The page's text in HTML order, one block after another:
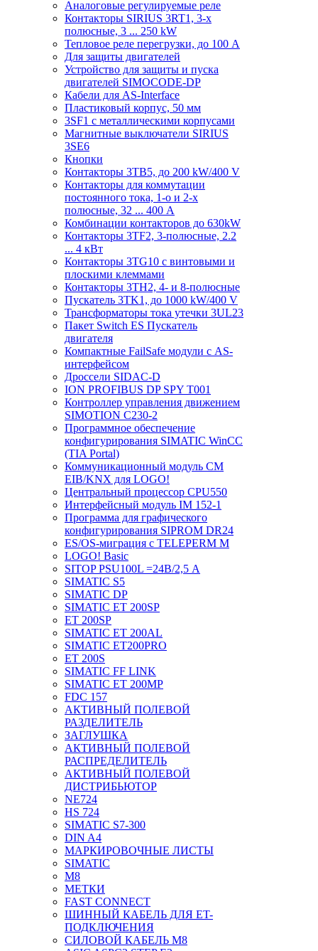
Аналоговые регулируемые реле
Контакторы SIRIUS 3RT1, 3-х
полюсные, 3 ... 250 kW
Тепловое реле перегрузки, до 100 A
Для защиты двигателей
Устройство для защиты и пуска
двигателей SIMOCODE-DP
Кабели для AS-Interface
Пластиковый корпус, 50 мм
3SF1 с металлическими корпусами
Магнитные выключатели SIRIUS
3SE6
Кнопки
Контакторы 3TB5, до 200 kW/400 V
Контакторы для коммутации
постоянного тока, 1-о и 2-х
полюсные, 32 ... 400 A
Комбинации контакторов до 630kW
Контакторы 3TF2, 3-полюсные, 2.2
... 4 кВт
Контакторы 3TG10 c винтовыми и
плоскими клеммами
Контакторы 3TH2, 4- и 8-полюсные
Пускатель 3TK1, до 1000 kW/400 V
Трансформаторы тока утечки 3UL23
Пакет Switch ES Пускатель
двигателя
Компактные FailSafe модули с AS-
интерфейсом
Дроссели SIDAC-D
ION PROFIBUS DP SPY T001
Контроллер управления движением
SIMOTION C230-2
Программное обеспечение
конфигурирования SIMATIC WinCC
(TIA Portal)
Коммуникационный модуль CM
EIB/KNX для LOGO!
Центральный процессор CPU550
Интерфейсный модуль IM 152-1
Программа для графического
конфигурирования SIPROM DR24
ES/OS-миграция с TELEPERM M
LOGO! Basic
SITOP PSU100L =24В/2,5 A
SIMATIC S5
SIMATIC DP
SIMATIC ET 200SP
ET 200SP
SIMATIC ET 200AL
SIMATIC ET200PRO
ET 200S
SIMATIC FF LINK
SIMATIC ET 200MP
FDC 157
АКТИВНЫЙ ПОЛЕВОЙ
РАЗДЕЛИТЕЛЬ
ЗАГЛУШКА
АКТИВНЫЙ ПОЛЕВОЙ
РАСПРЕДЕЛИТЕЛЬ
АКТИВНЫЙ ПОЛЕВОЙ
ДИСТРИБЬЮТОР
NE724
HS 724
SIMATIC S7-300
DIN A4
МАРКИРОВОЧНЫЕ ЛИСТЫ
SIMATIC
M8
МЕТКИ
FAST CONNECT
ШИННЫЙ КАБЕЛЬ ДЛЯ ET-
ПОДКЛЮЧЕНИЯ
СИЛОВОЙ КАБЕЛЬ M8